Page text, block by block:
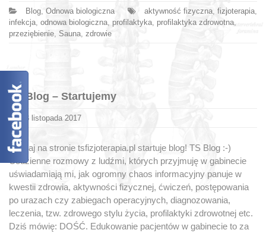
Blog, Odnowa biologiczna aktywność fizyczna, fizjoterapia,
infekcja, odnowa biologiczna, profilaktyka, profilaktyka zdrowotna,
przeziębienie, Sauna, zdrowie
TS Blog – Startujemy
3 listopada 2017
Dzisiaj na stronie tsfizjoterapia.pl startuje blog! TS Blog :-)
Codzienne rozmowy z ludźmi, których przyjmuję w gabinecie
uświadamiają mi, jak ogromny chaos informacyjny panuje w
kwestii zdrowia, aktywności fizycznej, ćwiczeń, postępowania
po urazach czy zabiegach operacyjnych, diagnozowania,
leczenia, tzw. zdrowego stylu życia, profilaktyki zdrowotnej etc.
Dziś mówię: DOŚĆ. Edukowanie pacjentów w gabinecie to za